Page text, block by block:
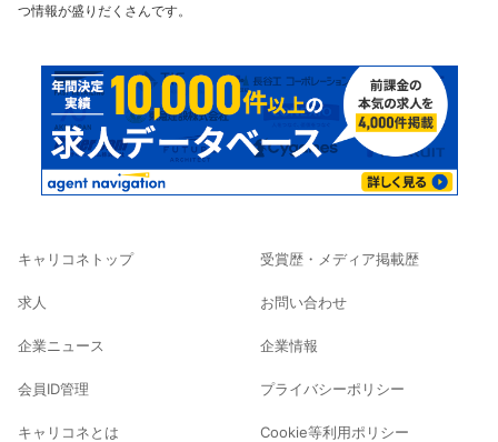
つ情報が盛りだくさんです。
キャリコネトップ
求人
企業ニュース
会員ID管理
キャリコネとは
受賞歴・メディア掲載歴
お問い合わせ
企業情報
プライバシーポリシー
Cookie等利用ポリシー